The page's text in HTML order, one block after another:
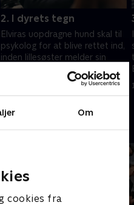
Om
cookies fra
2. I dyrets tegn
Elviras uopdragne hund skal til
psykolog for at blive rettet ind,
inden lillesøster melder sin